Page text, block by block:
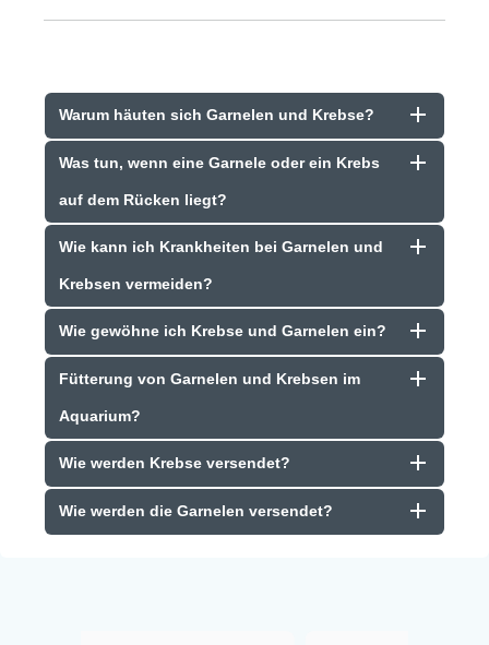
Warum häuten sich Garnelen und Krebse?
Was tun, wenn eine Garnele oder ein Krebs
auf dem Rücken liegt?
Wie kann ich Krankheiten bei Garnelen und
Krebsen vermeiden?
Wie gewöhne ich Krebse und Garnelen ein?
Fütterung von Garnelen und Krebsen im
Aquarium?
Wie werden Krebse versendet?
Wie werden die Garnelen versendet?